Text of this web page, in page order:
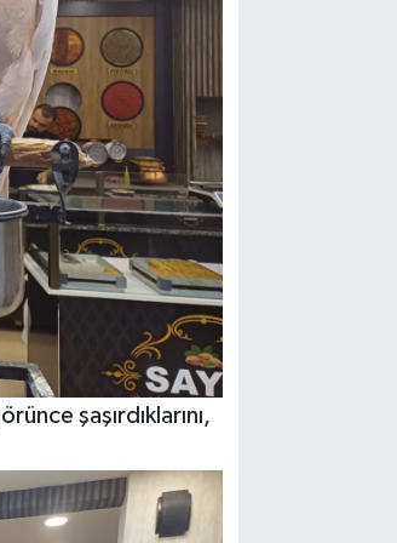
şaşırdıklarını,